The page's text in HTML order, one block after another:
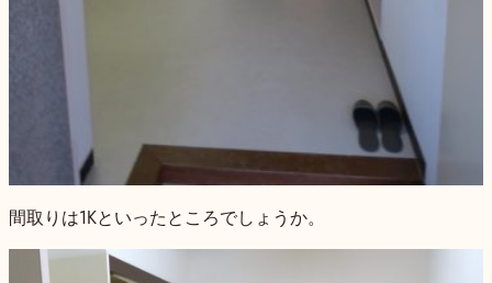
間取りは1Kといったところでしょうか。